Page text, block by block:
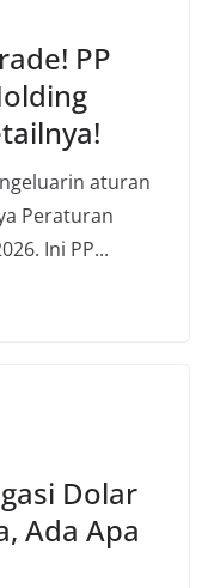
PP
aturan
Peraturan
Ini PP...
Dolar
Ada Apa